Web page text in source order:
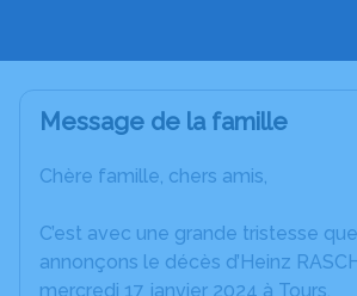
Message de la famille
Chère famille, chers amis,
C’est avec une grande tristesse
annonçons le décès d’Heinz
mercredi 17 janvier 2024 à Tours.